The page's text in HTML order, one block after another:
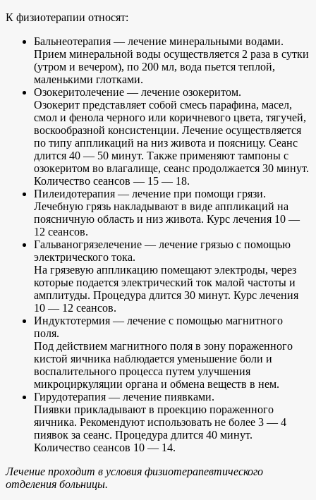
К физиотерапии относят:
Бальнеотерапия — лечение минеральными водами.
Прием минеральной воды осуществляется 2 раза в сутки
(утром и вечером), по 200 мл, вода пьется теплой,
маленькими глотками.
Озокеритолечение — лечение озокеритом.
Озокерит представляет собой смесь парафина, масел,
смол и фенола черного или коричневого цвета, тягучей,
воскообразной консистенции. Лечение осуществляется
по типу аппликаций на низ живота и поясницу. Сеанс
длится 40 — 50 минут. Также применяют тампоны с
озокеритом во влагалище, сеанс продолжается 30 минут.
Количество сеансов — 15 — 18.
Пилеидотерапия — лечение при помощи грязи.
Лечебную грязь накладывают в виде аппликаций на
поясничную область и низ живота. Курс лечения 10 —
12 сеансов.
Гальваногрязелечение — лечение грязью с помощью
электрического тока.
На грязевую аппликацию помещают электроды, через
которые подается электрический ток малой частоты и
амплитуды. Процедура длится 30 минут. Курс лечения
10 — 12 сеансов.
Индуктотермия — лечение с помощью магнитного
поля.
Под действием магнитного поля в зону пораженного
кистой яичника наблюдается уменьшение боли и
воспалительного процесса путем улучшения
микроциркуляции органа и обмена веществ в нем.
Гирудотерапия — лечение пиявками.
Пиявки прикладывают в проекцию пораженного
яичника. Рекомендуют использовать не более 3 — 4
пиявок за сеанс. Процедура длится 40 минут.
Количество сеансов 10 — 14.
Лечение проходит в условия физиотерапевтического
отделения больницы.